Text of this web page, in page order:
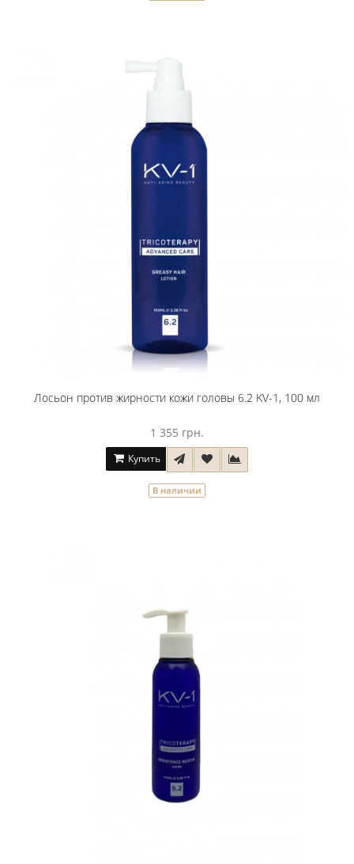
Лосьон против жирности кожи головы 6.2 KV-1, 100 мл
1 355 грн.
Купить
В наличии